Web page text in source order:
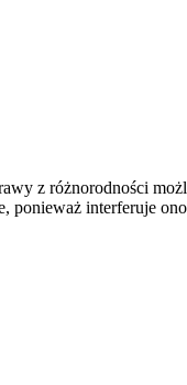
z różnorodności
interferuje